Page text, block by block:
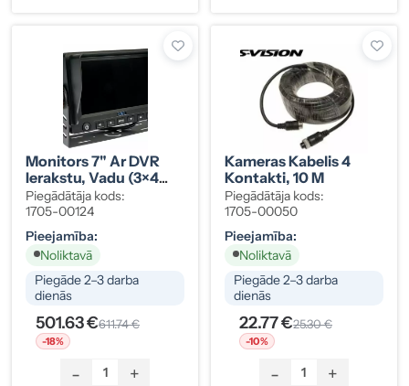
Monitors 7" Ar DVR
Ierakstu, Vadu (3×4
KL.)
Piegādātāja kods:
1705-00124
Pieejamība:
Noliktavā
Piegāde 2–3 darba
dienās
501.63 €611.74 €
-18%
- +
Kameras Kabelis 4
Kontakti, 10 M
Piegādātāja kods:
1705-00050
Pieejamība:
Noliktavā
Piegāde 2–3 darba
dienās
22.77 €25.30 €
-10%
- +